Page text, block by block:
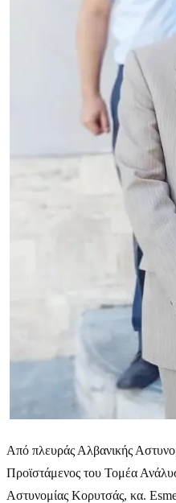
Από πλευράς Αλβανικής
Προϊστάμενος του Τομέα
Αστυνομίας Κορυτσάς, κα.